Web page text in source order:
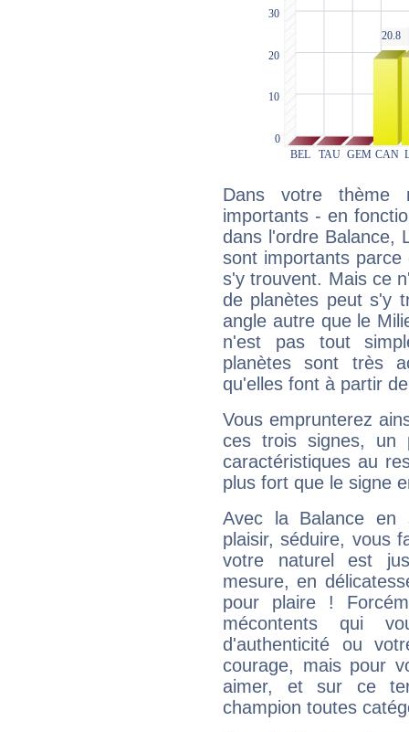
Dans votre thème
importants - en
dans l'ordre Balance,
sont importants parce
s'y trouvent. Mais ce
de planètes peut s'y
angle autre que le
n'est pas tout
planètes sont très
qu'elles font à partir
Vous emprunterez
ces trois signes, un
caractéristiques au
plus fort que le signe
Avec la Balance en
plaisir, séduire, vous
votre naturel est
mesure, en
pour plaire !
mécontents qui
d'authenticité ou
courage, mais pour
aimer, et sur ce
champion toutes